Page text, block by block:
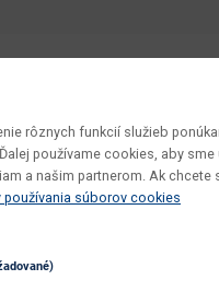
rôznych funkcií služieb
používame cookies, aby
a našim partnerom. Ak
používania súborov cookies